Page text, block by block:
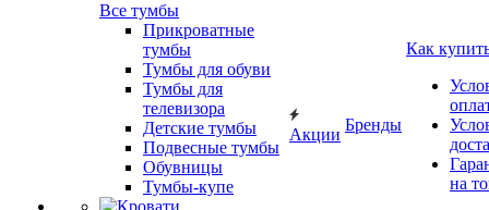
Все тумбы
Прикроватные
тумбы
Тумбы для обуви
Тумбы для
телевизора
Детские тумбы
Подвесные тумбы
Обувницы
Тумбы-купе
Акции
Бренды
Как
на